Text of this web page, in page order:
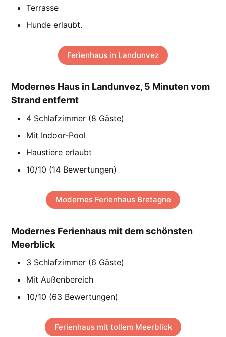
Terrasse
Hunde erlaubt.
Ferienhaus in Landunvez
Modernes Haus in Landunvez, 5 Minuten vom
Strand entfernt
4 Schlafzimmer (8 Gäste)
Mit Indoor-Pool
Haustiere erlaubt
10/10 (14 Bewertungen)
Modernes Ferienhaus Bretagne
Modernes Ferienhaus mit dem schönsten
Meerblick
3 Schlafzimmer (6 Gäste)
Mit Außenbereich
10/10 (63 Bewertungen)
Ferienhaus mit tollem Meerblick